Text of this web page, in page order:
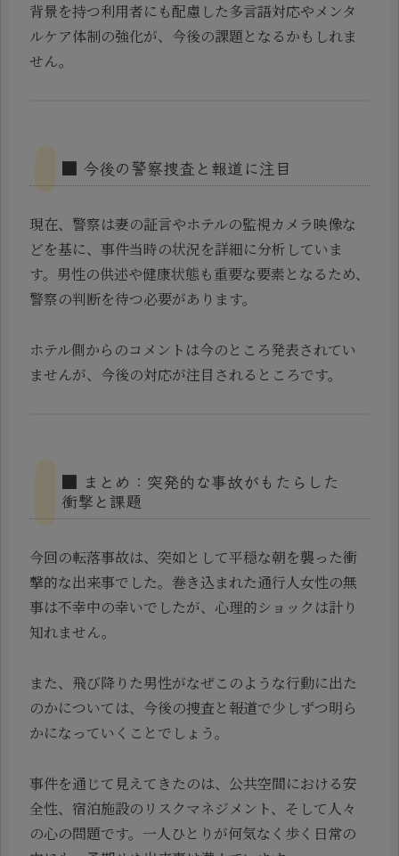
背景を持つ利用者にも配慮した多言語対応やメンタ
ルケア体制の強化が、今後の課題となるかもしれま
せん。
■ 今後の警察捜査と報道に注目
現在、警察は妻の証言やホテルの監視カメラ映像な
どを基に、事件当時の状況を詳細に分析していま
す。男性の供述や健康状態も重要な要素となるため、
警察の判断を待つ必要があります。
ホテル側からのコメントは今のところ発表されてい
ませんが、今後の対応が注目されるところです。
■ まとめ：突発的な事故がもたらした
衝撃と課題
今回の転落事故は、突如として平穏な朝を襲った衝
撃的な出来事でした。巻き込まれた通行人女性の無
事は不幸中の幸いでしたが、心理的ショックは計り
知れません。
また、飛び降りた男性がなぜこのような行動に出た
のかについては、今後の捜査と報道で少しずつ明ら
かになっていくことでしょう。
事件を通じて見えてきたのは、公共空間における安
全性、宿泊施設のリスクマネジメント、そして人々
の心の問題です。一人ひとりが何気なく歩く日常の